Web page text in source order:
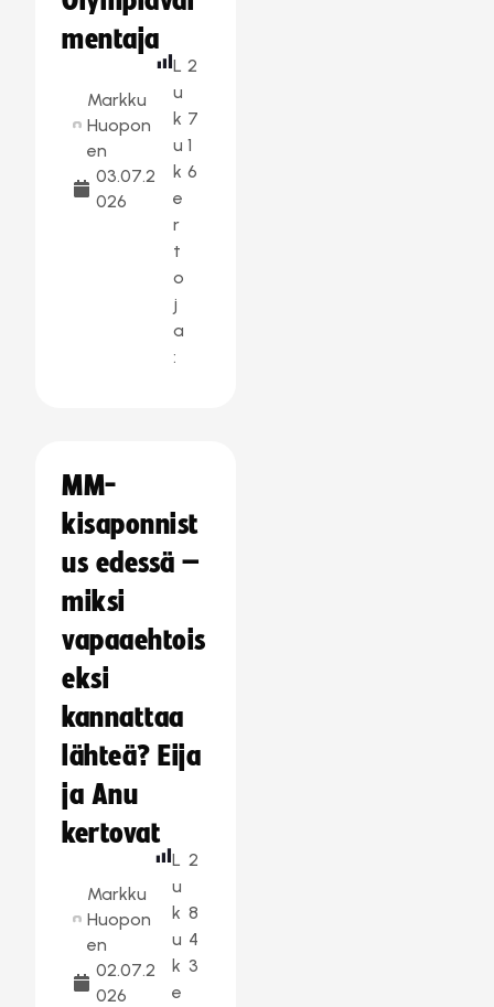
mentaja
Markku
Huopon
en
03.07.2
026
L
u
k
u
k
e
r
t
o
j
a
:
2
7
1
6
MM-
kisaponnist
us edessä –
miksi
vapaaehtois
eksi
kannattaa
lähteä? Eija
ja Anu
kertovat
Markku
Huopon
en
02.07.2
026
L
u
k
u
k
e
2
8
4
3